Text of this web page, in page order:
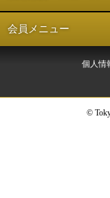
会員メニュー
個人情
©